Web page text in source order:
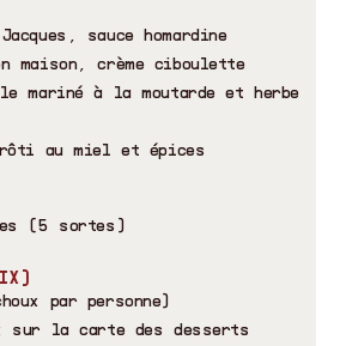
sauce homardine
maison, crème ciboulette
mariné à la moutarde et herbe
rôti au miel et épices
(5 sortes)
par personne)
sur la carte des desserts